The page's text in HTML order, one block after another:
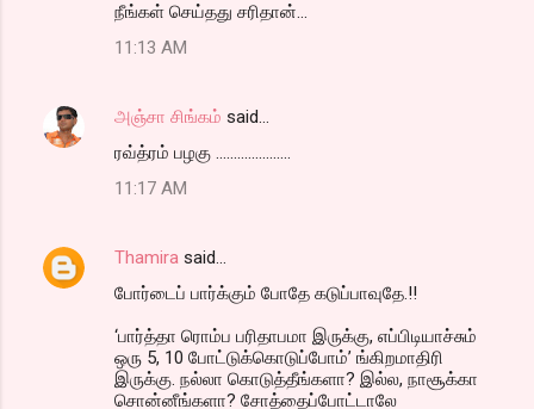
நீங்கள் செய்தது சரிதான்...
11:13 AM
அஞ்சா சிங்கம் said…
ரவ்த்ரம் பழகு .....................
11:17 AM
Thamira said…
போர்டைப் பார்க்கும் போதே கடுப்பாவுதே.!!
‘பார்த்தா ரொம்ப பரிதாபமா இருக்கு, எப்பிடியாச்சும்
ஒரு 5, 10 போட்டுக்கொடுப்போம்’ ங்கிறமாதிரி
இருக்கு. நல்லா கொடுத்தீங்களா? இல்ல, நாசூக்கா
சொன்னீங்களா? சோத்தைப்போட்டாலே